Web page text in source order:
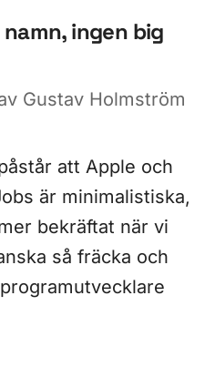
ingen big
Gustav Holmström
att Apple och
är minimalistiska,
bekräftat när vi
så fräcka och